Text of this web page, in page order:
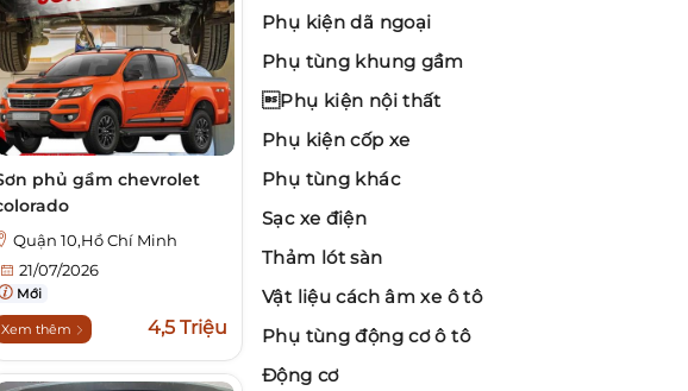
phủ gầm chevrolet
Quận 10,Hồ Chí Minh
21/07/2026
Mới
Xem thêm 4,5 Triệu
Phụ kiện dã ngoại
Phụ tùng khung gầm
Phụ kiện nội thất
Phụ kiện cốp xe
Phụ tùng khác
Sạc xe điện
Thảm lót sàn
Vật liệu cách âm xe ô tô
Phụ tùng động cơ ô tô
Động cơ